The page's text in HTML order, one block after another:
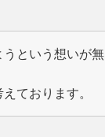
という想いが無
ております。